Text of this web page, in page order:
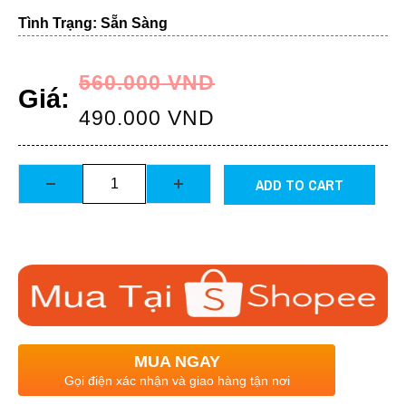
Tình Trạng: Sẵn Sàng
Giá:
560.000VND
490.000 VND
ADD TO CART
MUA NGAY
Gọi điện xác nhận và giao hàng tận nơi